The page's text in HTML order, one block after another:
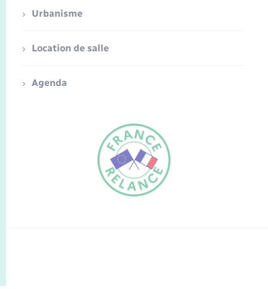
FR
Urbanisme
Location de salle
Agenda